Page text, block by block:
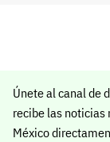
Únete al canal de
recibe las noticias
México